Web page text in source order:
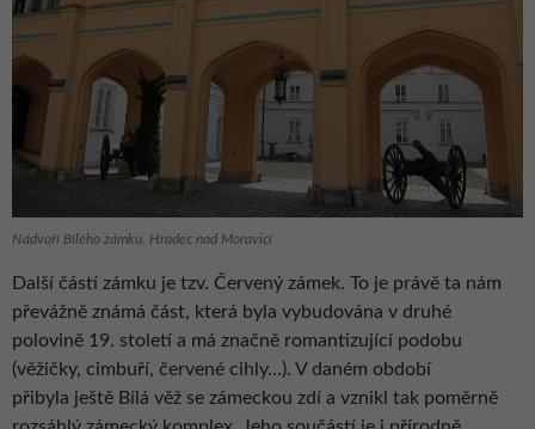
Nádvoří Bílého zámku, Hradec nad Moravicí
Další částí zámku je tzv. Červený zámek. To je právě ta nám
převážně známá část, která byla vybudována v druhé
polovině 19. století a má značně romantizující podobu
(věžičky, cimbuří, červené cihly…). V daném období
přibyla ještě Bílá věž se zámeckou zdí a vznikl tak poměrně